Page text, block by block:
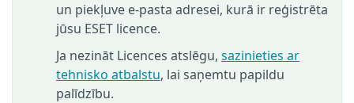
un piekļuve e-pasta adresei, kurā ir reģistrēta
jūsu ESET licence.
Ja nezināt Licences atslēgu, sazinieties ar
tehnisko atbalstu, lai saņemtu papildu
palīdzību.